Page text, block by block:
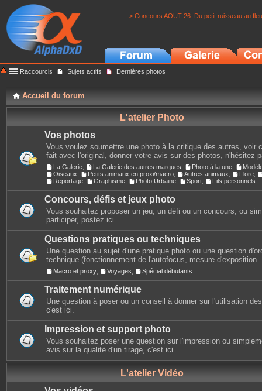
> Concours AOUT 26: Du petit ruisseau au
Raccourcis Sujets actifs Dernières photos
Accueil du forum
L'atelier Photo
Vos photos
Vous voulez soumettre une photo à la critique des autres, voir
fait avec l'original, donner votre avis sur des photos, n'hésitez
La Galerie La Galerie des autres marques Photo à la une
Oiseaux
Petits animaux en proxi/macro Autres animaux Flore
Reportage
Graphisme Photo Urbaine Sport Fils personnels
Concours, défis et jeux photo
Vous souhaitez proposer un jeu, un défi ou un concours, ou
participer, postez ici.
Questions pratiques ou techniques
Une question au sujet d'une pratique photo ou une question
technique (fonctionnement de l'autofocus, mesure
Macro et proxy Voyages Spécial débutants
Traitement numérique
Une question à poser ou un conseil à donner sur l'utilisation
c'est ici.
Impression et support photo
Vous souhaitez poser une question sur l'impression ou
avis sur la qualité d'un tirage, c'est ici.
L'atelier Vidéo